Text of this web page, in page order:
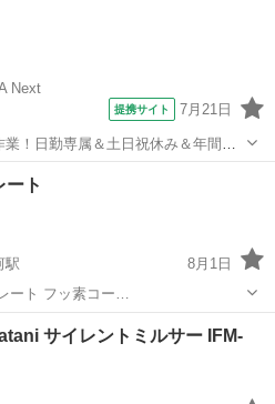
Next
提携サイト 7月21日
！日勤専属＆土日祝休み＆年間休
マイカー通勤OK＆無料駐車場あり
《茨城県常陸大宮市》 人気の
その他
ート
駅
8月1日
ート フッ素コー…
その他 鉄板焼き
サイレントミルサー IFM-